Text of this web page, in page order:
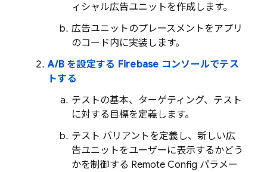
ィシャル広告ユニットを作成します。
広告ユニットのプレースメントをアプリ
のコード内に実装します。
A/B を設定する Firebase コンソールでテス
トする
テストの基本、ターゲティング、テスト
に対する目標を定義します。
テスト バリアントを定義し、新しい広
告ユニットをユーザーに表示するかどう
かを制御する Remote Config パラメー